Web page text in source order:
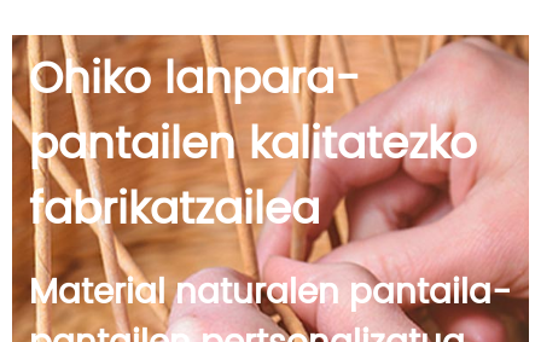
Ohiko lanpara-
pantailen kalitatezko
fabrikatzailea
Material naturalen pantaila-